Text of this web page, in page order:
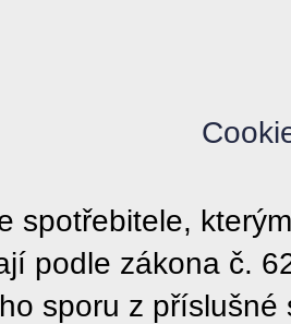
spotřebitele,
podle zákona č.
sporu z